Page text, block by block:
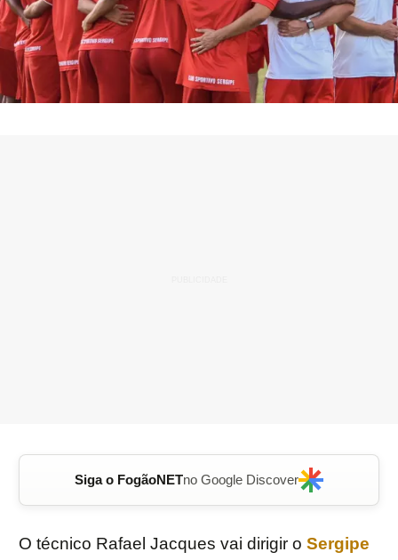
Siga o FogãoNETno Google Discover
O técnico Rafael Jacques vai dirigir o Sergipe